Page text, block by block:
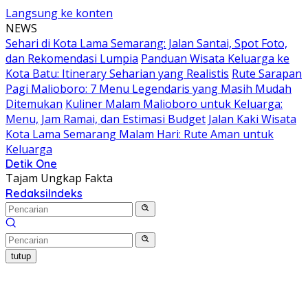
Langsung ke konten
NEWS
Sehari di Kota Lama Semarang: Jalan Santai, Spot Foto,
dan Rekomendasi Lumpia Panduan Wisata Keluarga ke
Kota Batu: Itinerary Seharian yang Realistis Rute Sarapan
Pagi Malioboro: 7 Menu Legendaris yang Masih Mudah
Ditemukan Kuliner Malam Malioboro untuk Keluarga:
Menu, Jam Ramai, dan Estimasi Budget Jalan Kaki Wisata
Kota Lama Semarang Malam Hari: Rute Aman untuk
Keluarga
Detik One
Tajam Ungkap Fakta
RedaksiIndeks
tutup